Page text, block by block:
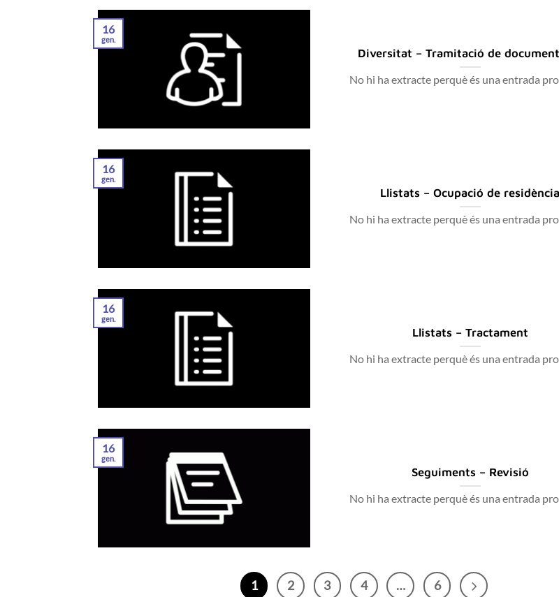
Diversitat – Tramitació de
No hi ha extracte perquè és una entrada
16
gen.
Llistats – Ocupació de residència
No hi ha extracte perquè és una entrada
16
gen.
Llistats – Tractament
No hi ha extracte perquè és una entrada
16
gen.
Seguiments – Revisió
No hi ha extracte perquè és una entrada
16
gen.
1 2 3 4 … 6